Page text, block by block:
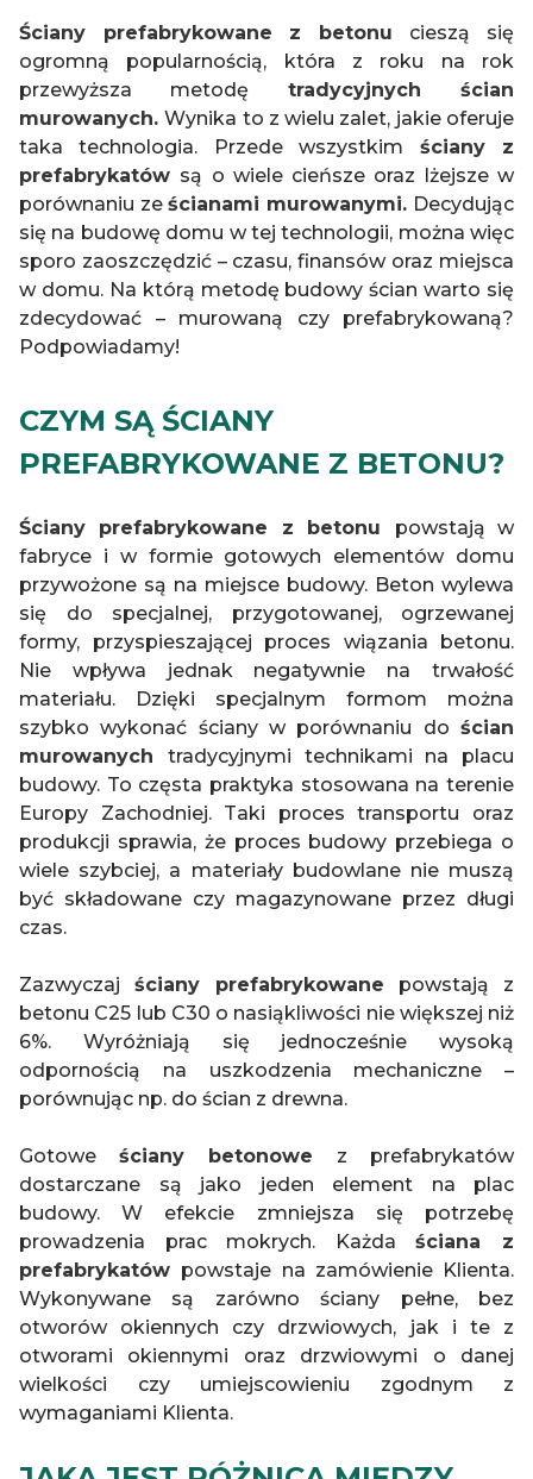
Ściany prefabrykowane z betonu cieszą się
ogromną popularnością, która z roku na rok
przewyższa metodę tradycyjnych ścian
murowanych.Wynika to z wielu zalet, jakie oferuje
taka technologia. Przede wszystkim ściany z
prefabrykatów są o wiele cieńsze oraz lżejsze w
porównaniu ze ścianami murowanymi. Decydując
się na budowę domu w tej technologii, można więc
sporo zaoszczędzić – czasu, finansów oraz miejsca
w domu. Na którą metodę budowy ścian warto się
zdecydować – murowaną czy prefabrykowaną?
Podpowiadamy!
CZYM SĄ ŚCIANY
PREFABRYKOWANE Z BETONU?
Ściany prefabrykowane z betonu powstają w
fabryce i w formie gotowych elementów domu
przywożone są na miejsce budowy. Beton wylewa
się do specjalnej, przygotowanej, ogrzewanej
formy, przyspieszającej proces wiązania betonu.
Nie wpływa jednak negatywnie na trwałość
materiału. Dzięki specjalnym formom można
szybko wykonać ściany w porównaniu do ścian
murowanych tradycyjnymi technikami na placu
budowy. To częsta praktyka stosowana na terenie
Europy Zachodniej. Taki proces transportu oraz
produkcji sprawia, że proces budowy przebiega o
wiele szybciej, a materiały budowlane nie muszą
być składowane czy magazynowane przez długi
czas.
Zazwyczaj ściany prefabrykowane powstają z
betonu C25 lub C30 o nasiąkliwości nie większej niż
6%. Wyróżniają się jednocześnie wysoką
odpornością na uszkodzenia mechaniczne –
porównując np. do ścian z drewna.
Gotowe ściany betonowe z prefabrykatów
dostarczane są jako jeden element na plac
budowy. W efekcie zmniejsza się potrzebę
prowadzenia prac mokrych. Każdaściana z
prefabrykatów powstaje na zamówienie Klienta.
Wykonywane są zarówno ściany pełne, bez
otworów okiennych czy drzwiowych, jak i te z
otworami okiennymi oraz drzwiowymi o danej
wielkości czy umiejscowieniu zgodnym z
wymaganiami Klienta.